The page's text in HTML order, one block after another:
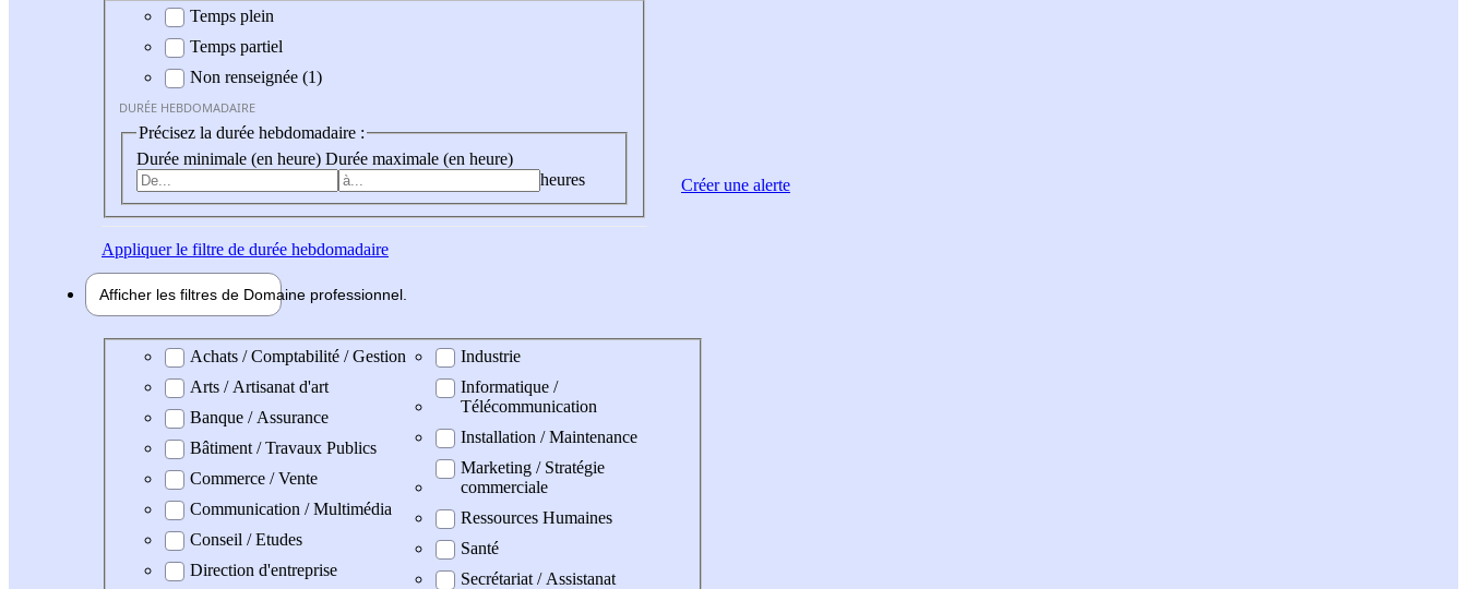
Durée hebdomadaire
Temps plein
Temps partiel
Non renseignée (1)
DURÉE HEBDOMADAIRE
Précisez la durée hebdomadaire :
Durée minimale (en heure) Durée maximale (en heure)
heures
Appliquerle filtre de durée hebdomadaire
Afficher les filtres de Domaine professionnel
Domaine professionel
Achats / Comptabilité / Gestion
Arts / Artisanat d'art
Banque / Assurance
Bâtiment / Travaux Publics
Commerce / Vente
Communication / Multimédia
Conseil / Etudes
Direction d'entreprise
Industrie
Informatique /
Télécommunication
Installation / Maintenance
Marketing / Stratégie
commerciale
Ressources Humaines
Santé
Secrétariat / Assistanat
Créer une alerte